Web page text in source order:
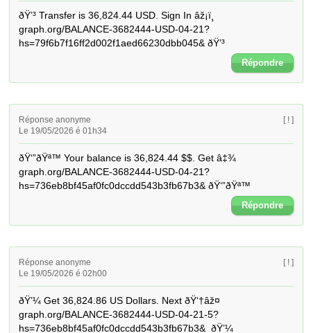
ðŸ’³ Transfer is 36,824.44 USD. Sign In âž¡ï¸
graph.org/BALANCE-3682444-USD-04-21?
hs=79f6b7f16ff2d002f1aed66230dbb045& ðŸ’³
Répondre
Réponse anonyme
Le 19/05/2026 é 01h34
[ ! ]
ðŸ‘”ðŸª™ Your balance is 36,824.44 $$. Get â‡¾
graph.org/BALANCE-3682444-USD-04-21?
hs=736eb8bf45af0fc0dccdd543b3fb67b3& ðŸ‘”ðŸª™
Répondre
Réponse anonyme
Le 19/05/2026 é 02h00
[ ! ]
ðŸ’¼ Get 36,824.86 US Dollars. Next ðŸ‘†âž¤
graph.org/BALANCE-3682444-USD-04-21-5?
hs=736eb8bf45af0fc0dccdd543b3fb67b3&  ðŸ’¼